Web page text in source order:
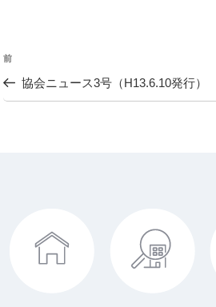
投
稿
過
去
の
前
協会ニュース3号（H13.6.10発行）